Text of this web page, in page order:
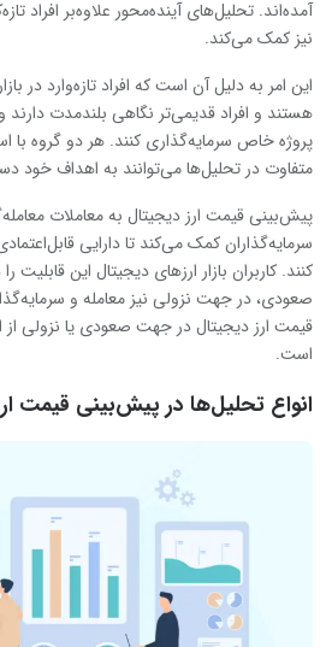
آمده‌اند. تحلیل‌های آینده‌محور علاوه‌بر افراد
نیز کمک می‌کند.
این امر به دلیل آن است که افراد تازه‌وارد در
هستند و افراد قدیمی‌تر نگاهی بلندمدت
پروژه خاص سرمایه‌گذاری کنند. هر دو گروه با
متفاوت در تحلیل‌ها می‌توانند به اهداف خود
پیش‌بینی قیمت ارز دیجیتال به معاملات
سرمایه‌گذاران کمک می‌کند تا دارایی
کنند. کاربران بازار ارزهای دیجیتال این قابلیت
صعودی، در جهت نزولی نیز معامله و
قیمت ارز دیجیتال در جهت صعودی یا نزولی از
است.
انواع تحلیل‌ها در پیش‌بینی قیمت